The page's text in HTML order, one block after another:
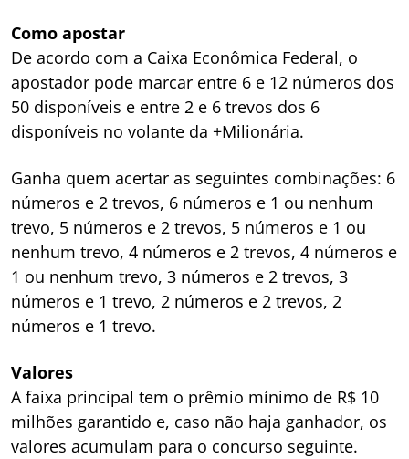
Como apostar
De acordo com a Caixa Econômica Federal, o
apostador pode marcar entre 6 e 12 números dos
50 disponíveis e entre 2 e 6 trevos dos 6
disponíveis no volante da +Milionária.
Ganha quem acertar as seguintes combinações: 6
números e 2 trevos, 6 números e 1 ou nenhum
trevo, 5 números e 2 trevos, 5 números e 1 ou
nenhum trevo, 4 números e 2 trevos, 4 números e
1 ou nenhum trevo, 3 números e 2 trevos, 3
números e 1 trevo, 2 números e 2 trevos, 2
números e 1 trevo.
Valores
A faixa principal tem o prêmio mínimo de R$ 10
milhões garantido e, caso não haja ganhador, os
valores acumulam para o concurso seguinte.